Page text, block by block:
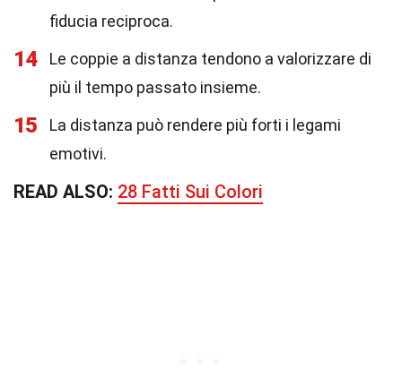
fiducia reciproca.
14
Le coppie a distanza tendono a valorizzare di
più il tempo passato insieme.
15
La distanza può rendere più forti i legami
emotivi.
READ ALSO: 28 Fatti Sui Colori